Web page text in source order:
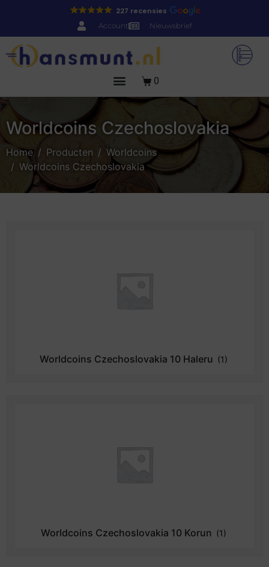
227 recensies
Account Nieuwsbrief
0
Worldcoins Czechoslovakia
Home Producten
Worldcoins
Worldcoins Czechoslovakia
Worldcoins Czechoslovakia 10 Haleru (1)
Worldcoins Czechoslovakia 10 Korun (1)